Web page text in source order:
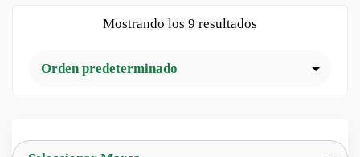
Mostrando los 9 resultados